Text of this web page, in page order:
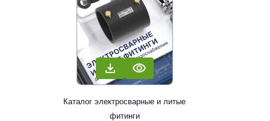
Каталог электросварные и литые
фитинги